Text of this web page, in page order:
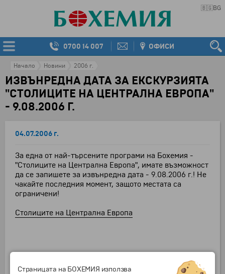
🇧🇬BG
0700 14 007 ОФИСИ
Начало Новини 2006 г.
ИЗВЪНРЕДНА ДАТА ЗА ЕКСКУРЗИЯТА
"СТОЛИЦИТЕ НА ЦЕНТРАЛНА ЕВРОПА"
- 9.08.2006 Г.
04.07.2006 г.
За една от най-търсените програми на Бохемия -
"Столиците на Централна Европа", имате възможност
да се запишете за извънредна дата - 9.08.2006 г.! Не
чакайте последния момент, защото местата са
ограничени!
Столиците на Централна Европа
Страницата на БОХЕМИЯ използва